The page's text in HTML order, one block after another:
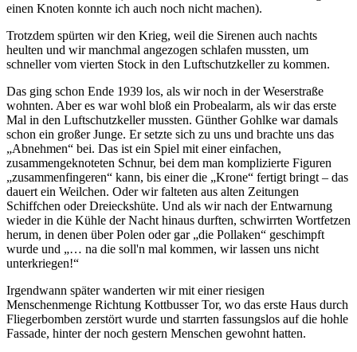
einen Knoten konnte ich auch noch nicht machen).
Trotzdem spürten wir den Krieg, weil die Sirenen auch nachts
heulten und wir manchmal angezogen schlafen mussten, um
schneller vom vierten Stock in den Luftschutzkeller zu kommen.
Das ging schon Ende 1939 los, als wir noch in der Weserstraße
wohnten. Aber es war wohl bloß ein Probealarm, als wir das erste
Mal in den Luftschutzkeller mussten. Günther Gohlke war damals
schon ein großer Junge. Er setzte sich zu uns und brachte uns das
Abnehmen
bei. Das ist ein Spiel mit einer einfachen,
zusammengeknoteten Schnur, bei dem man komplizierte Figuren
zusammenfingeren
kann, bis einer die Krone
fertigt bringt – das
dauert ein Weilchen. Oder wir falteten aus alten Zeitungen
Schiffchen oder Dreieckshüte. Und als wir nach der Entwarnung
wieder in die Kühle der Nacht hinaus durften, schwirrten Wortfetzen
herum, in denen über Polen oder gar die Pollaken
geschimpft
wurde und
… na die soll'n mal kommen, wir lassen uns nicht
unterkriegen!
Irgendwann später wanderten wir mit einer riesigen
Menschenmenge Richtung Kottbusser Tor, wo das erste Haus durch
Fliegerbomben zerstört wurde und starrten fassungslos auf die hohle
Fassade, hinter der noch gestern Menschen gewohnt hatten.